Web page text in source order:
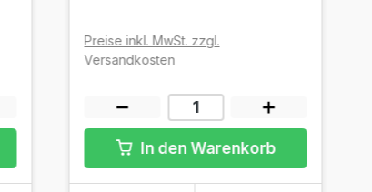
Preise inkl. MwSt. zzgl.
Versandkosten
In den Warenkorb